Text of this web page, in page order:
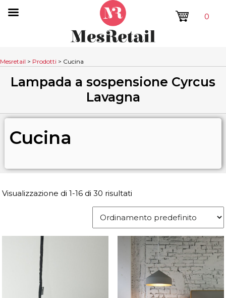
0
Mesretail > Prodotti > Cucina
Lampada a sospensione Cyrcus
Lavagna
Cucina
Visualizzazione di 1-16 di 30 risultati